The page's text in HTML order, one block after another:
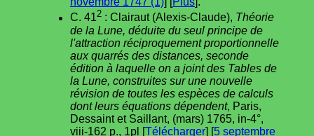
C. 412 : Clairaut (Alexis-Claude), Théorie
de la Lune, déduite du seul principe de
l'attraction réciproquement proportionnelle
aux quarrés des distances, seconde
édition à laquelle on a joint des Tables de
la Lune, construites sur une nouvelle
révision de toutes les espèces de calculs
dont leurs équations dépendent, Paris,
Dessaint et Saillant, (mars) 1765, in-4°,
viii-162 p., 1pl [Télécharger] [5 septembre